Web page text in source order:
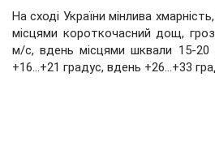
На сході України мінлива
місцями короткочасний дощ,
м/с, вдень місцями шквали 15-20
+16...+21 градус, вдень +26...+33